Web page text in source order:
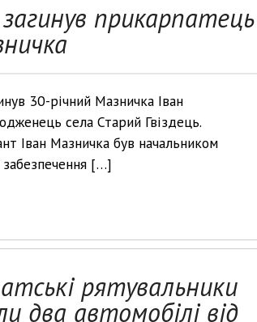
загинув прикарпатець
30-річний Мазничка Іван
села Старий Гвіздець.
Іван Мазничка був начальником
[…]
рятувальники
два автомобілі від